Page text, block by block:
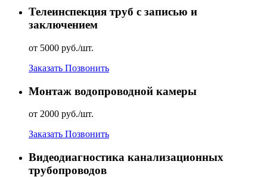
Телеинспекция труб с записью и
заключением
от 5000 руб./шт.
Заказать Позвонить
Монтаж водопроводной камеры
от 2000 руб./шт.
Заказать Позвонить
Видеодиагностика канализационных
трубопроводов